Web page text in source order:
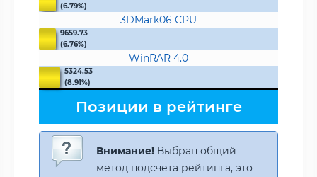
(6.79%)
3DMark06 CPU
9659.73
(6.76%)
WinRAR 4.0
5324.53
(8.91%)
Позиции в рейтинге
Внимание! Выбран общий
метод подсчета рейтинга, это